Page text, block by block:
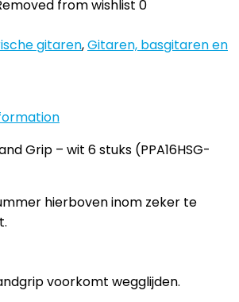
from wishlist 0
gitaren,Gitaren, basgitaren en
Grip – wit 6 stuks (PPA16HSG-
hierboven inom zeker te
voorkomt wegglijden.